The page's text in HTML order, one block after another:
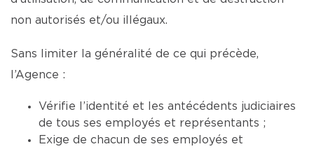
non autorisés et/ou illégaux.
Sans limiter la généralité de ce qui précède,
l’Agence :
Vérifie l’identité et les antécédents judiciaires
de tous ses employés et représentants ;
Exige de chacun de ses employés et